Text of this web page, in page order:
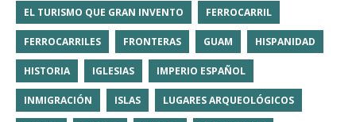
EL TURISMO QUE GRAN INVENTO FERROCARRIL
FERROCARRILES FRONTERAS GUAM HISPANIDAD
HISTORIA IGLESIAS IMPERIO ESPAÑOL
INMIGRACIÓN ISLAS LUGARES ARQUEOLÓGICOS